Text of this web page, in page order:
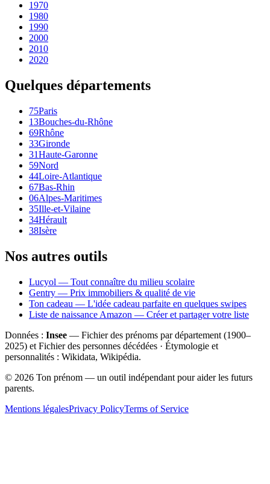
1970
1980
1990
2000
2010
2020
Quelques départements
75Paris
13Bouches-du-Rhône
69Rhône
33Gironde
31Haute-Garonne
59Nord
44Loire-Atlantique
67Bas-Rhin
06Alpes-Maritimes
35Ille-et-Vilaine
34Hérault
38Isère
Nos autres outils
Lucyol — Tout connaître du milieu scolaire
Gentry — Prix immobiliers & qualité de vie
Ton cadeau — L'idée cadeau parfaite en quelques swipes
Liste de naissance Amazon — Créer et partager votre liste
Données : Insee — Fichier des prénoms par département (1900–
2025) et Fichier des personnes décédées · Étymologie et
personnalités : Wikidata, Wikipédia.
© 2026 Ton prénom — un outil indépendant pour aider les futurs
parents.
Mentions légalesPrivacy PolicyTerms of Service